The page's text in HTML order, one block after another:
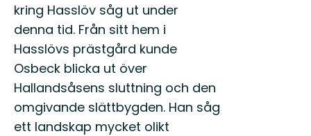
kring Hasslöv såg ut under
denna tid. Från sitt hem i
Hasslövs prästgård kunde
Osbeck blicka ut över
Hallandsåsens sluttning och den
omgivande slättbygden. Han såg
ett landskap mycket olikt